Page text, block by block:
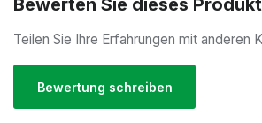
Bewerten Sie dieses
Teilen Sie Ihre Erfahrungen mit anderen
Bewertung schreiben